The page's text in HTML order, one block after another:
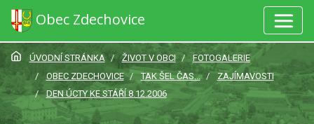
Obec Zdechovice
ÚVODNÍ STRÁNKA ŽIVOT V OBCI
FOTOGALERIE
OBEC ZDECHOVICE
TAK ŠEL ČAS...
ZAJÍMAVOSTI
DEN ÚCTY KE STÁŘÍ 8.12.2006